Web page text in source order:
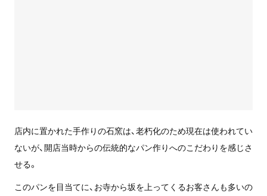
店内に置かれた手作りの石窯は、老朽化のため現在は使われてい
ないが、開店当時からの伝統的なパン作りへのこだわりを感じさ
せる。
このパンを目当てに、お寺から坂を上ってくるお客さんも多いの